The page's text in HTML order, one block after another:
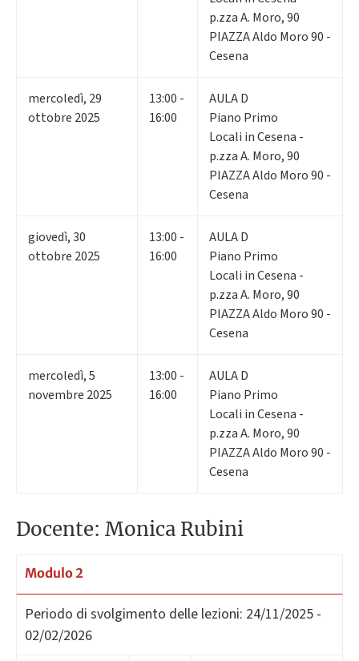
p.zza A. Moro, 90
PIAZZA Aldo Moro 90 -
Cesena
mercoledì, 29
ottobre 2025
13:00 -
16:00
AULA D
Piano Primo
Locali in Cesena -
p.zza A. Moro, 90
PIAZZA Aldo Moro 90 -
Cesena
giovedì,30
ottobre 2025
13:00 -
16:00
AULA D
Piano Primo
Locali in Cesena -
p.zza A. Moro, 90
PIAZZA Aldo Moro 90 -
Cesena
mercoledì,5
novembre 2025
13:00 -
16:00
AULA D
Piano Primo
Locali in Cesena -
p.zza A. Moro, 90
PIAZZA Aldo Moro 90 -
Cesena
Docente: Monica Rubini
Modulo 2
Periodo di svolgimento delle lezioni: 24/11/2025 -
02/02/2026